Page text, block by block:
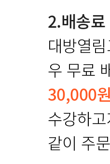
2.배송료
대방열
우 무료
30,000
수강하
같이 주